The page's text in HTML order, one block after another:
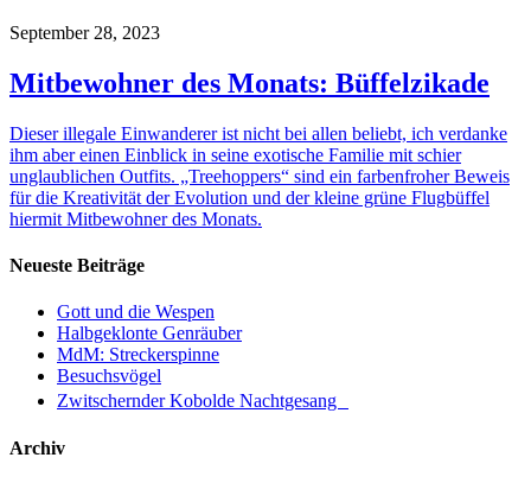
September 28, 2023
Mitbewohner des Monats: Büffelzikade
Dieser illegale Einwanderer ist nicht bei allen beliebt, ich verdanke
ihm aber einen Einblick in seine exotische Familie mit schier
unglaublichen Outfits. „Treehoppers“ sind ein farbenfroher Beweis
für die Kreativität der Evolution und der kleine grüne Flugbüffel
hiermit Mitbewohner des Monats.
Neueste Beiträge
Gott und die Wespen
Halbgeklonte Genräuber
MdM: Streckerspinne
Besuchsvögel
Zwitschernder Kobolde Nachtgesang
Archiv